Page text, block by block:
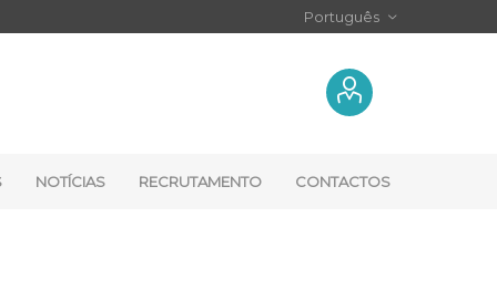
NOTÍCIAS RECRUTAMENTO CONTACTOS